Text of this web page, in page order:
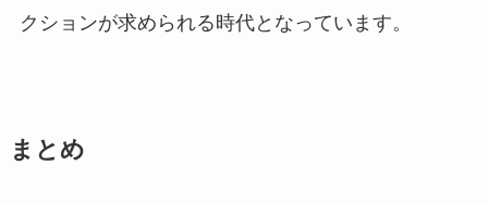
クションが求められる時代となっています。
まとめ